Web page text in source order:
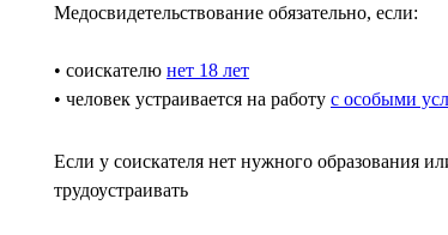
Медосвидетельствование обязательно, если:
• соискателю нет 18 лет
• человек устраивается на работу с особыми
Если у соискателя нет нужного образования
трудоустраивать